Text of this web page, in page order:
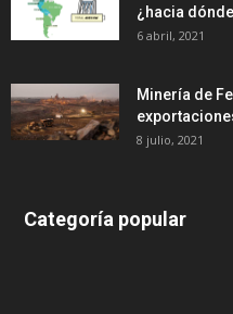
¿hacia
6 abril, 2021
Minería de
8 julio, 2021
Categoría popular